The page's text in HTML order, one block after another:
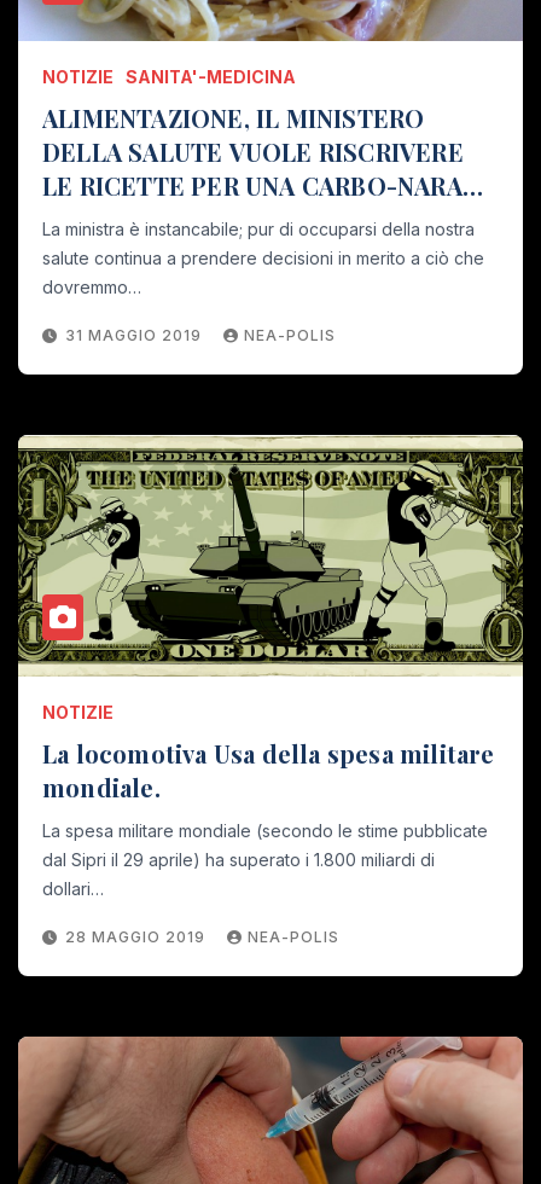
NOTIZIE SANITA'-MEDICINA
ALIMENTAZIONE, IL MINISTERO
DELLA SALUTE VUOLE RISCRIVERE
LE RICETTE PER UNA CARBO-NARA
“SANA”
La ministra è instancabile; pur di occuparsi della nostra
salute continua a prendere decisioni in merito a ciò che
dovremmo…
31 MAGGIO 2019 NEA-POLIS
NOTIZIE
La locomotiva Usa della spesa militare
mondiale.
La spesa militare mondiale (secondo le stime pubblicate
dal Sipri il 29 aprile) ha superato i 1.800 miliardi di
dollari…
28 MAGGIO 2019 NEA-POLIS